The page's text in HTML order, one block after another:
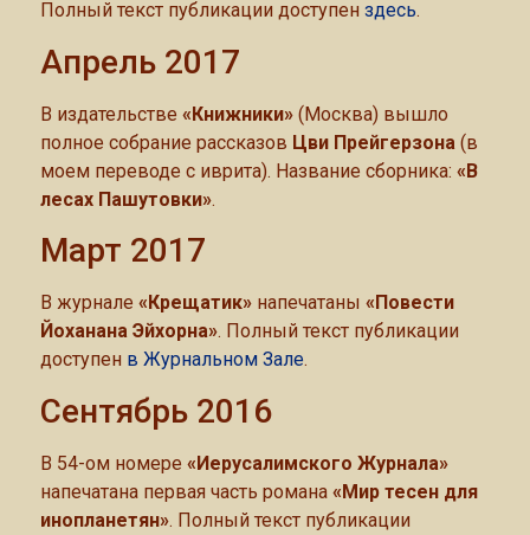
Полный текст публикации доступен здесь.
Апрель 2017
В издательстве «Книжники» (Москва) вышло
полное собрание рассказов Цви Прейгерзона (в
моем переводе с иврита). Название сборника: «В
лесах Пашутовки».
Март 2017
В журнале «Крещатик» напечатаны «Повести
Йоханана Эйхорна». Полный текст публикации
доступен в Журнальном Зале.
Сентябрь 2016
В 54-ом номере «Иерусалимского Журнала»
напечатана первая часть романа «Мир тесен для
инопланетян». Полный текст публикации